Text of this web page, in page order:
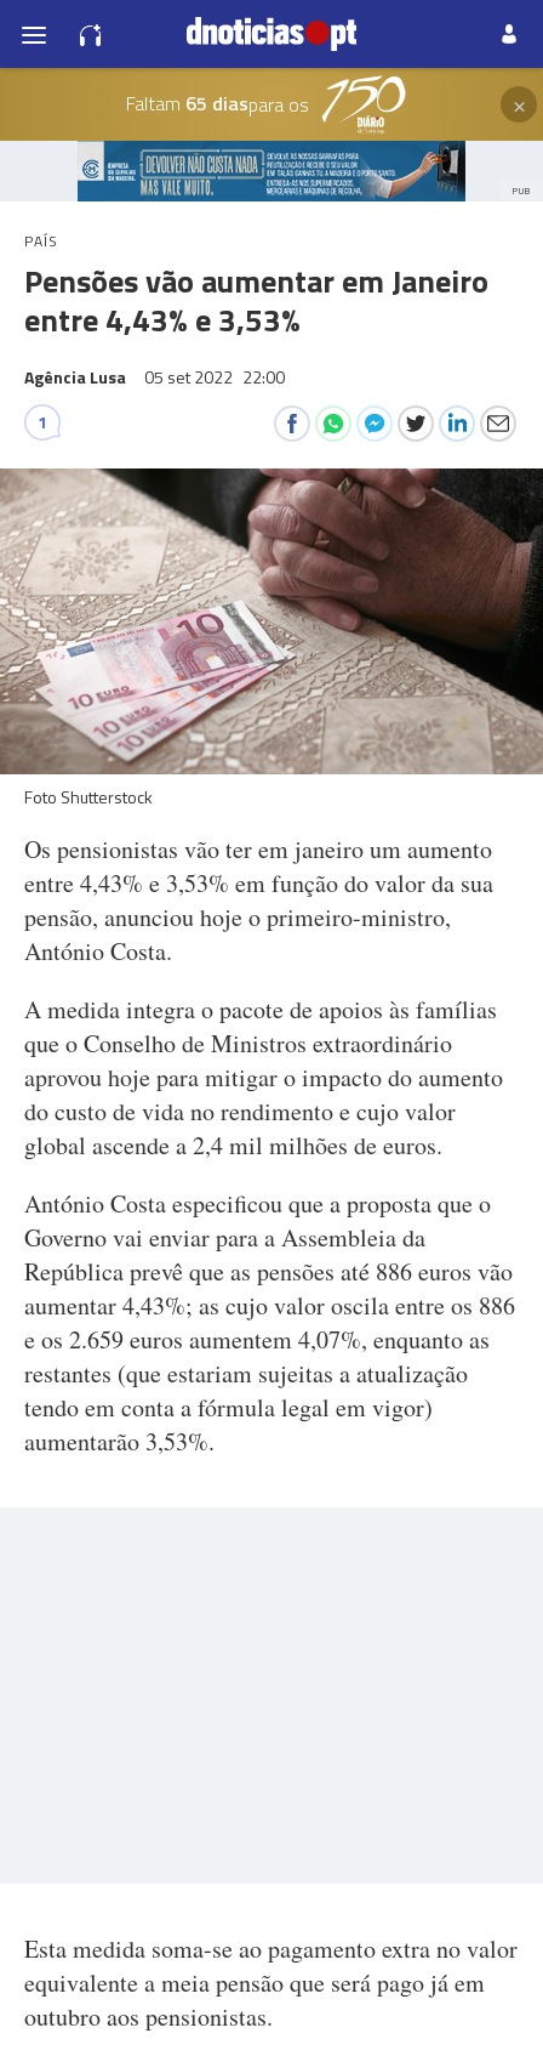
Faltam 65 diaspara os ×
PUB
PAÍS
Pensões vão aumentar em Janeiro
entre 4,43% e 3,53%
Agência Lusa 05 set 2022 22:00
1
Foto Shutterstock
Os pensionistas vão ter em janeiro um aumento
entre 4,43% e 3,53% em função do valor da sua
pensão, anunciou hoje o primeiro-ministro,
António Costa.
A medida integra o pacote de apoios às famílias
que o Conselho de Ministros extraordinário
aprovou hoje para mitigar o impacto do aumento
do custo de vida no rendimento e cujo valor
global ascende a 2,4 mil milhões de euros.
António Costa especificou que a proposta que o
Governo vai enviar para a Assembleia da
República prevê que as pensões até 886 euros vão
aumentar 4,43%; as cujo valor oscila entre os 886
e os 2.659 euros aumentem 4,07%, enquanto as
restantes (que estariam sujeitas a atualização
tendo em conta a fórmula legal em vigor)
aumentarão 3,53%.
Esta medida soma-se ao pagamento extra no valor
equivalente a meia pensão que será pago já em
outubro aos pensionistas.